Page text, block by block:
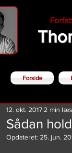
Forside
Sådan
12. okt. 2017 2 min
Opdateret: 25. jun.